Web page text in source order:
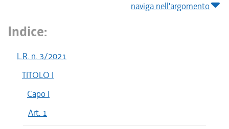
naviga nell'argomento
Indice:
L.R. n. 3/2021
TITOLO I
Capo I
Art. 1